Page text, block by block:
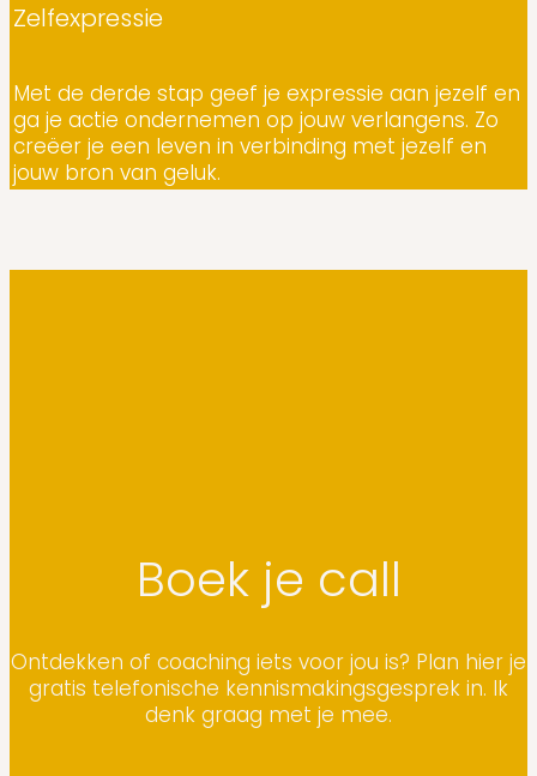
Zelfexpressie
Met de derde stap geef je expressie aan jezelf en
ga je actie ondernemen op jouw verlangens. Zo
creëer je een leven in verbinding met jezelf en
jouw bron van geluk.
Boek je call
Ontdekken of coaching iets voor jou is? Plan hier je
gratis telefonische kennismakingsgesprek in. Ik
denk graag met je mee.